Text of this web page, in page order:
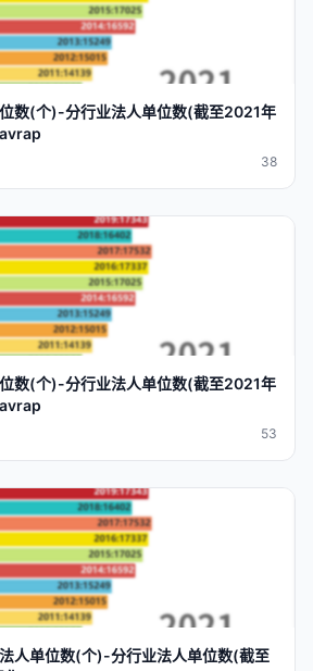
数(个)-分行业法人单位数(截至2021年
p
38
数(个)-分行业法人单位数(截至2021年
p
53
法人单位数(个)-分行业法人单位数(截至